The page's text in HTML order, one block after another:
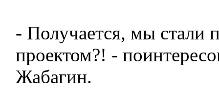
- Получается, мы стали
проектом?! -
Жабагин.